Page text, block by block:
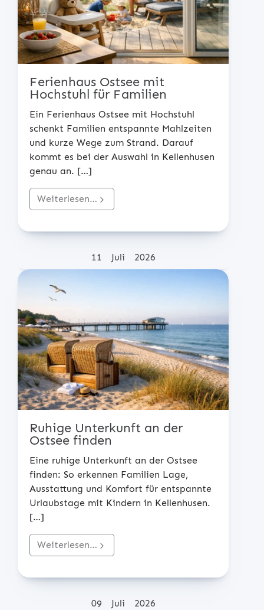
Ferienhaus Ostsee mit
Hochstuhl für Familien
Ein Ferienhaus Ostsee mit Hochstuhl
schenkt Familien entspannte Mahlzeiten
und kurze Wege zum Strand. Darauf
kommt es bei der Auswahl in Kellenhusen
genau an. […]
Weiterlesen…
11 Juli 2026
Ruhige Unterkunft an der
Ostsee finden
Eine ruhige Unterkunft an der Ostsee
finden: So erkennen Familien Lage,
Ausstattung und Komfort für entspannte
Urlaubstage mit Kindern in Kellenhusen.
[…]
Weiterlesen…
09 Juli 2026